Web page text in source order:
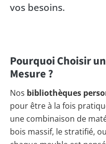
vos besoins.
Pourquoi Choisir
Mesure ?
Nos bibliothèques
pour être à la fois
une combinaison de
bois massif, le stratifié,